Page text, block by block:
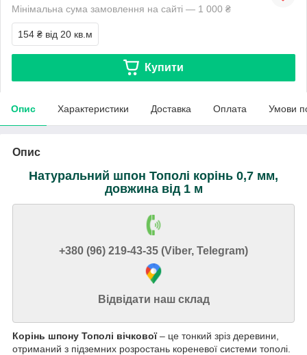
Мінімальна сума замовлення на сайті — 1 000 ₴
154 ₴ від 20 кв.м
Купити
Опис Характеристики Доставка Оплата Умови
Опис
Натуральний шпон Тополі корінь 0,7 мм,
довжина від 1 м
+380 (96) 219-43-35 (Viber, Telegram)
Відвідати наш склад
Корінь шпону Тополі вічкової– це тонкий зріз деревини,
отриманий з підземних розростань кореневої системи тополі.